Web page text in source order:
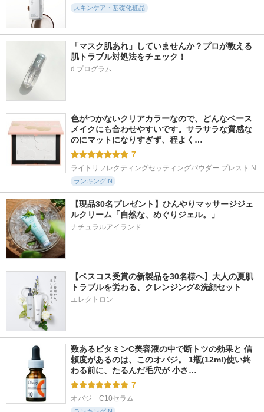
5.5
ラッシュアディクト
アイラッシュ コン
ディショニング セ
ラム アドバンス
soaddicted
5.5
1095件
AESTURA
スキンケア・基礎化粧品
「マスク肌あれ」していませんか？プロが教える
肌トラブル対処法をチェック！
d プログラム
色がつかないクリアカラーなので、どんなベース
メイクにも合わせやすいです。サラサラな質感な
のにマットになりすぎず、程よく…
7
ライトリフレクティングセッティングパウダー プレスト N
ランキングIN
【現品30名プレゼント】ひんやりマッサージジェ
ルクリーム「自然な、めぐりジェル。」
ナチュラルアイランド
【ベスコス受賞の新製品を30名様へ】大人の夏肌
トラブルを労わる、クレンジング&洗顔セット
エレクトロン
数あるビタミンC美容液の中で断トツの効果と 信
頼度があるのは、このオバジ。 1瓶(12ml)使い終
わる前に、たるんだ毛穴が 小さ…
7
オバジ　C10セラム